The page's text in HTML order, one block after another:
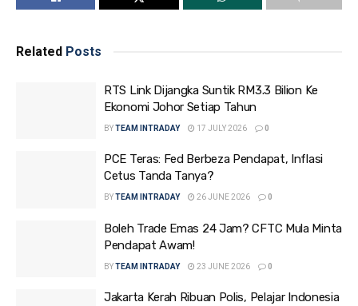
Related Posts
RTS Link Dijangka Suntik RM3.3 Bilion Ke
Ekonomi Johor Setiap Tahun
BYTEAM INTRADAY 17 JULY 2026 0
PCE Teras: Fed Berbeza Pendapat, Inflasi
Cetus Tanda Tanya?
BYTEAM INTRADAY 26 JUNE 2026 0
Boleh Trade Emas 24 Jam? CFTC Mula Minta
Pendapat Awam!
BYTEAM INTRADAY 23 JUNE 2026 0
Jakarta Kerah Ribuan Polis, Pelajar Indonesia